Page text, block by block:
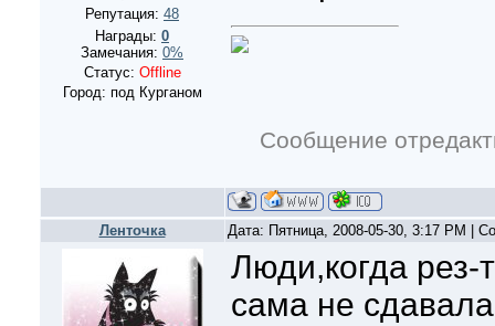
Репутация: 48
Награды: 0
Замечания: 0%
Статус: Offline
Город: под Курганом
Сообщение
Ленточка Дата: Пятница, 2008-05-30, 3:17 PM |
Люди,когда рез-
сама не